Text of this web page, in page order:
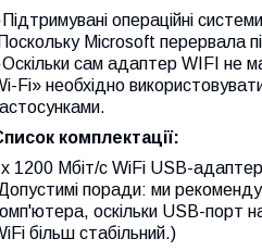
операційні
Microsoft перервала
сам адаптер WIFI не
Fi» необхідно
комплектації:
1200 Мбіт/с WiFi USB-адаптер
поради: ми
оскільки USB-порт
більш стабільний.)